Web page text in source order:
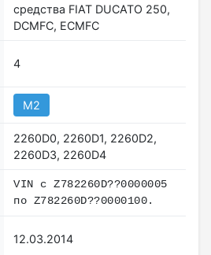
средства FIAT DUCATO 250,
DCMFC, ECMFC
4
M2
2260D0, 2260D1, 2260D2,
2260D3, 2260D4
VIN с Z782260D??0000005
по Z782260D??0000100.
12.03.2014